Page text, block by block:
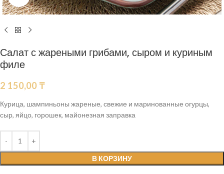
Салат с жареными грибами, сыром и куриным
филе
2 150,00 ₸
Курица, шампиньоны жареные, свежие и маринованные огурцы,
сыр, яйцо, горошек, майонезная заправка
В КОРЗИНУ